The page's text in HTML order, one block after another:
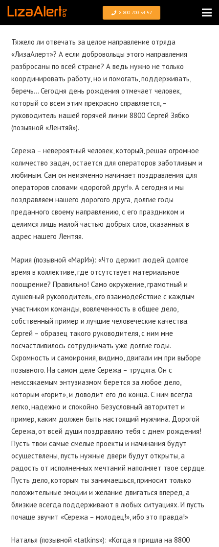
8 800 700 54 52
Тяжело ли отвечать за целое направление отряда
«ЛизаАлерт»? А если добровольцы этого направления
разбросаны по всей стране? А ведь нужно не только
координировать работу, но и помогать, поддерживать,
беречь… Сегодня день рождения отмечает человек,
который со всем этим прекрасно справляется, –
руководитель нашей горячей линии 8800 Сергей Зябко
(позывной «Лентяй»).
Сережа – невероятный человек, который, решая огромное
количество задач, остается для операторов заботливым и
любимым. Сам он неизменно начинает поздравления для
операторов словами «дорогой друг!». А сегодня и мы
поздравляем нашего дорогого друга, долгие годы
преданного своему направлению, с его праздником и
делимся лишь малой частью добрых слов, сказанных в
адрес нашего Лентяя.
Мария (позывной «МарИ»): «Что держит людей долгое
время в коллективе, где отсутствует материальное
поощрение? Правильно! Само окружение, грамотный и
душевный руководитель, его взаимодействие с каждым
участником команды, вовлеченность в общее дело,
собственный пример и лучшие человеческие качества.
Сергей – образец такого руководителя, с ним мне
посчастливилось сотрудничать уже долгие годы.
Скромность и самоирония, видимо, двигали им при выборе
позывного. На самом деле Сережа – трудяга. Он с
неиссякаемым энтузиазмом берется за любое дело,
которым «горит», и доводит его до конца. С ним всегда
легко, надежно и спокойно. Безусловный авторитет и
пример, каким должен быть настоящий мужчина. Дорогой
Сережа, от всей души поздравляю тебя с днем рождения!
Пусть твои самые смелые проекты и начинания будут
осуществлены, пусть нужные двери будут открыты, а
радость от исполненных мечтаний наполняет твое сердце.
Пусть дело, которым ты занимаешься, приносит только
положительные эмоции и желание двигаться вперед, а
близкие всегда поддерживают в любых ситуациях. И пусть
почаще звучит «Сережа – молодец!», ибо это правда!»
Наталья (позывной «tatkins»): «Когда я пришла на 8800